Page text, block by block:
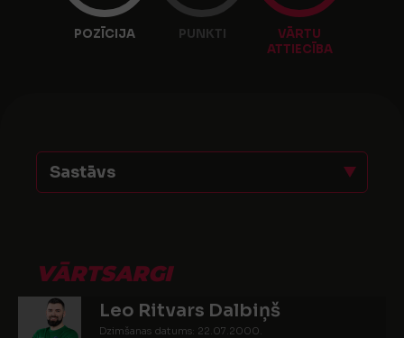
POZĪCIJA PUNKTI
VĀRTU
ATTIECĪBA
Sastāvs
VĀRTSARGI
Leo Ritvars Dalbiņš
Dzimšanas datums: 22.07.2000.